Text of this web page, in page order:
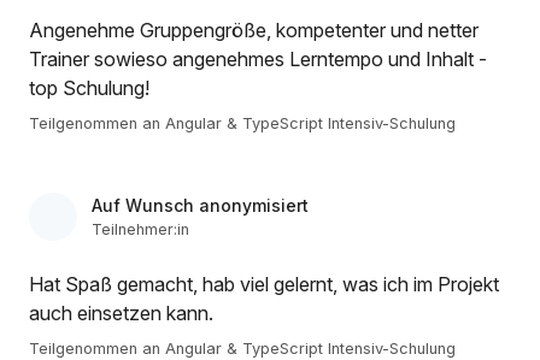
Angenehme Gruppengröße, kompetenter und netter
Trainer sowieso angenehmes Lerntempo und Inhalt -
top Schulung!
Teilgenommen an Angular & TypeScript Intensiv-Schulung
Auf Wunsch anonymisiert
Teilnehmer:in
Hat Spaß gemacht, hab viel gelernt, was ich im Projekt
auch einsetzen kann.
Teilgenommen an Angular & TypeScript Intensiv-Schulung